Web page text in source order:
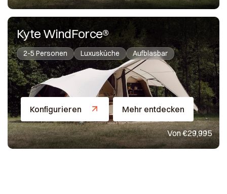
Kyte WindForce®
2-5 Personen Luxusküche Aufblasbar
Konfigurieren Mehr entdecken
Von €29,995